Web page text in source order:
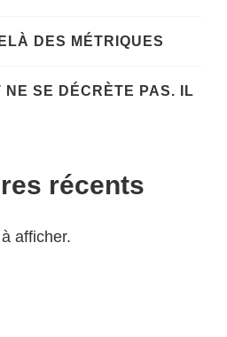
DES MÉTRIQUES
NE SE DÉCRÈTE PAS. IL
récents
afficher.